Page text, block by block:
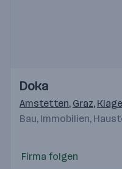
Videos
Einblicke
Einblicke
Doka
Amstetten, Graz,
Bau, Immobilien,
Firma folgen